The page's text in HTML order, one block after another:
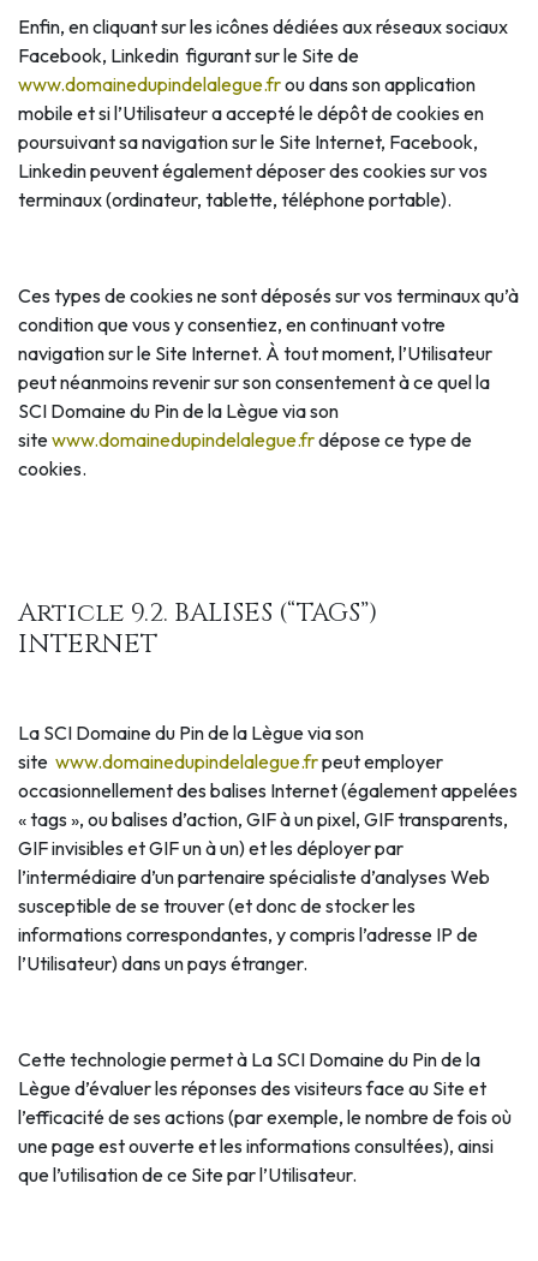
Enfin, en cliquant sur les icônes dédiées aux réseaux sociaux
Facebook, Linkedin figurant sur le Site de
www.domainedupindelalegue.frou dans son application
mobile et si l’Utilisateur a accepté le dépôt de cookies en
poursuivant sa navigation sur le Site Internet, Facebook,
Linkedin peuvent également déposer des cookies sur vos
terminaux (ordinateur, tablette, téléphone portable).
Ces types de cookies ne sont déposés sur vos terminaux qu’à
condition que vous y consentiez, en continuant votre
navigation sur le Site Internet. À tout moment, l’Utilisateur
peut néanmoins revenir sur son consentement à ce quel la
SCI Domaine du Pin de la Lègue via son
sitewww.domainedupindelalegue.frdépose ce type de
cookies.
Article 9.2. BALISES (“TAGS”)
INTERNET
La SCI Domaine du Pin de la Lègue via son
site www.domainedupindelalegue.frpeut employer
occasionnellement des balises Internet (également appelées
« tags », ou balises d’action, GIF à un pixel, GIF transparents,
GIF invisibles et GIF un à un) et les déployer par
l’intermédiaire d’un partenaire spécialiste d’analyses Web
susceptible de se trouver (et donc de stocker les
informations correspondantes, y compris l’adresse IP de
l’Utilisateur) dans un pays étranger.
Cette technologie permet à La SCI Domaine du Pin de la
Lègue d’évaluer les réponses des visiteurs face au Site et
l’efficacité de ses actions (par exemple, le nombre de fois où
une page est ouverte et les informations consultées), ainsi
que l’utilisation de ce Site par l’Utilisateur.